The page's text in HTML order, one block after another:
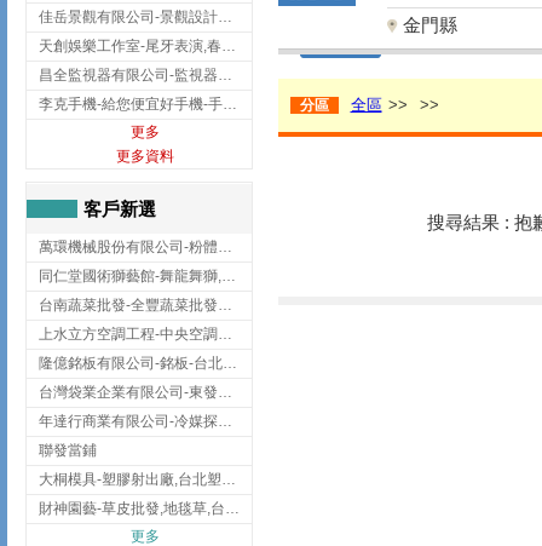
佳岳景觀有限公司-景觀設計公司,台北景觀設計,台北景觀工程,中山區景觀設計
天創娛樂工作室-尾牙表演,春酒表演,板橋尾牙表演
昌全監視器有限公司-監視器安裝,高雄監視器安裝,鳳山區監視器安裝
李克手機-給您便宜好手機-手機收購,屏東手機收購
更多
更多資料
客戶新選
萬環機械股份有限公司-粉體塗裝設備,輸送機,輸送機設備,台南輸送機
同仁堂國術獅藝館-舞龍舞獅,台中舞龍舞獅
台南蔬菜批發-全豐蔬菜批發專送/台南蔬菜箱宅配到府
上水立方空調工程-中央空調規劃,台北中央空調規劃
隆億銘板有限公司-銘板-台北銘板-板橋銘板
台灣袋業企業有限公司-東發企業社/台中太空袋/太空包
年達行商業有限公司-冷媒探漏儀,壓力錶組,真空泵浦,台北冷凍空調材料
聯發當鋪
大桐模具-塑膠射出廠,台北塑膠射出廠
財神園藝-草皮批發,地毯草,台北草,彰化地毯草,彰化台北草
更多
金門縣
分區 全區 >> >>
搜尋結果 : 抱